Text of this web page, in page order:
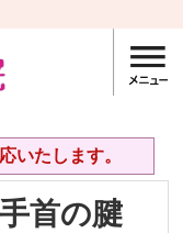
いたします。
首の腱